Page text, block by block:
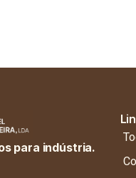
para indústria.